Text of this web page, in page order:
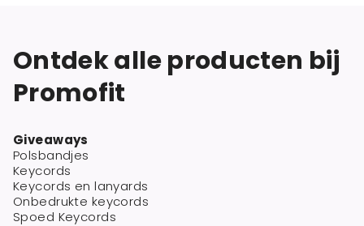
Ontdek alle producten bij
Promofit
Giveaways
Polsbandjes
Keycords
Keycords en lanyards
Onbedrukte keycords
Spoed Keycords